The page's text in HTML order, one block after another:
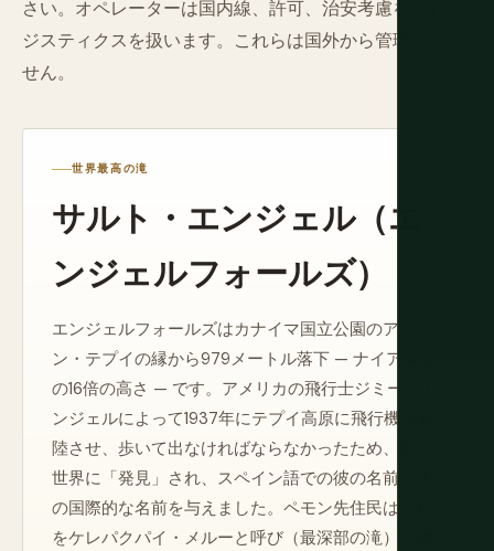
さい。オペレーターは国内線、許可、治安考慮を含むロ
ジスティクスを扱います。これらは国外から管理できま
せん。
世界最高の滝
サルト・エンジェル（エ
ンジェルフォールズ）
エンジェルフォールズはカナイマ国立公園のアウヤ
ン・テプイの縁から979メートル落下 — ナイアガラ
の16倍の高さ — です。アメリカの飛行士ジミー・エ
ンジェルによって1937年にテプイ高原に飛行機を着
陸させ、歩いて出なければならなかったため、外の
世界に「発見」され、スペイン語での彼の名前が滝
の国際的な名前を与えました。ペモン先住民はそれ
をケレパクパイ・メルーと呼び（最深部の滝）。標